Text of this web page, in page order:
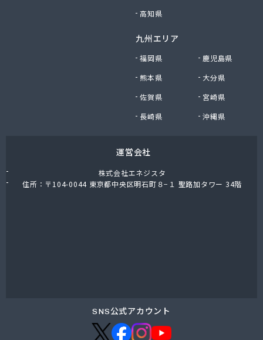
高知県
九州エリア
福岡県
鹿児島県
熊本県
大分県
佐賀県
宮崎県
長崎県
沖縄県
運営会社
株式会社エネジスタ
住所：〒104-0044 東京都中央区明石町８−１ 聖路加タワー 34階
SNS公式アカウント